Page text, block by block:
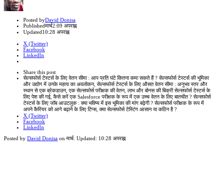
Author
Posted byDavid Donisa
Publishedमार्च2:09 अपराह्न
Updated10:28 अपराह्न
X (Twitter)
Facebook
LinkedIn
post
Share this postClose
sharing
box
सेल्सफोर्स टेस्टर्स के लिए वेतन सीमा : आप प्रति घंटे कितना कमा सकते हैं ? सेल्सफोर्स टेस्टर्स की भूमिका
और उद्योग में उनके महत्व का अवलोकन, सेल्सफोर्स टेस्टर्स के लिए औसत वेतन सीमा : अनुभव स्तर और
स्थान से एक ब्रेकडाउन, एक सेल्सफोर्स परीक्षक की वेतन, लाभ और बोनस की बिक्री सेल्सफोर्स टेस्टर्स के
लिए पेश की गई, कैसे करें एक Salesforce परीक्षक के रूप में एक उच्च वेतन के लिए बातचीत ? सेल्सफोर्स
टेस्टर्स के लिए जॉब आउटलुक : क्या भविष्य में इस भूमिका की मांग बढ़ेगी ? सेल्सफोर्स परीक्षक के रूप में
अपने कैरियर को आगे बढ़ाने के लिए टिप्स, क्या सेल्सफोर्स टेस्टिंग आसान या कठिन है ?
X (Twitter)
Facebook
LinkedIn
Posted by David Donisa on मार्च . Updated: 10:28 अपराह्न